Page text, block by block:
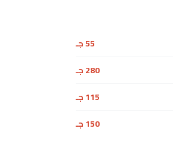
55 جـ
280 جـ
115 جـ
150 جـ